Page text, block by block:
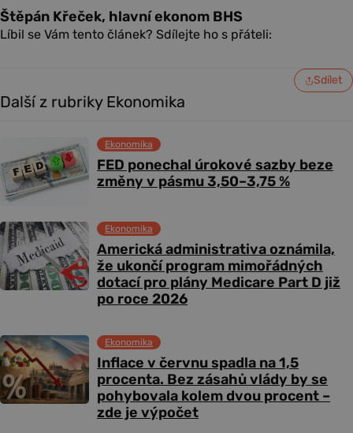
Štěpán Křeček, hlavní ekonom BHS
Líbil se Vám tento článek? Sdílejte ho s přáteli:
Sdílet
Další z rubriky Ekonomika
FED ponechal úrokové sazby beze
změny v pásmu 3,50–3,75 %
Ekonomika
Americká administrativa oznámila,
že ukončí program mimořádných
dotací pro plány Medicare Part D již
po roce 2026
Ekonomika
Inflace v červnu spadla na 1,5
procenta. Bez zásahů vlády by se
pohybovala kolem dvou procent –
zde je výpočet
Ekonomika